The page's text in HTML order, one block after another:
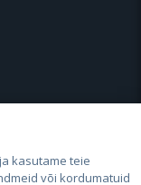
kasutame teie
või kordumatuid